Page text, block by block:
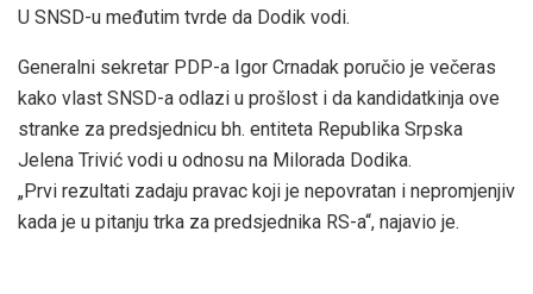
U SNSD-u međutim tvrde da Dodik vodi.
Generalni sekretar PDP-a Igor Crnadak poručio je večeras
kako vlast SNSD-a odlazi u prošlost i da kandidatkinja ove
stranke za predsjednicu bh. entiteta Republika Srpska
Jelena Trivić vodi u odnosu na Milorada Dodika.
„Prvi rezultati zadaju pravac koji je nepovratan i nepromjenjiv
kada je u pitanju trka za predsjednika RS-a“, najavio je.